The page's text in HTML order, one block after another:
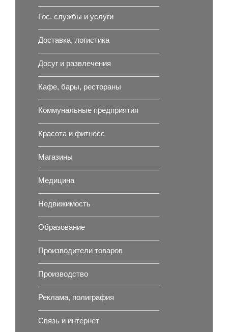
Гос. службы и услуги
Доставка, логистика
Досуг и развлечения
Кафе, бары, рестораны
Коммунальные предприятия
Красота и фитнесс
Магазины
Медицина
Недвижимость
Образование
Производители товаров
Производство
Реклама, полиграфия
Связь и интернет